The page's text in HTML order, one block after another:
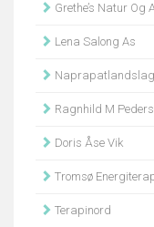
Grethe’s Natur Og
Lena Salong As
Ragnhild M
Doris Åse Vik
Tromsø
Terapinord